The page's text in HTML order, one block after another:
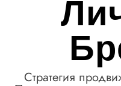
Стратегия